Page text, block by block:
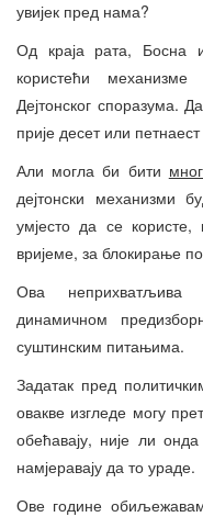
увијек пред нама?
Од краја рата, Босна
користећи
Дејтонског споразума.
прије десет или
Али могла би бити
дејтонски механизми
умјесто да се
вријеме, за блокирање
Ова неприхватљива
динамичном
суштинским питањима.
Задатак пред
овакве изгледе могу
обећавају, није ли
намјеравају да то ураде.
Ове године